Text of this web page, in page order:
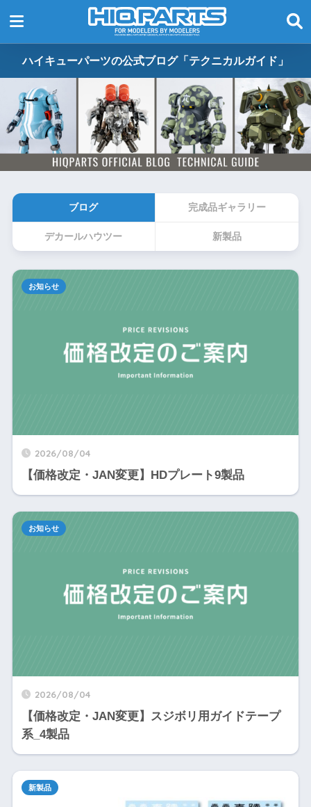
ハイキューパーツの公式ブログ「テクニカルガイド」
ブログ 完成品ギャラリー
デカールハウツー 新製品
2026/08/04
【価格改定・JAN変更】HDプレート9製品
お知らせ
2026/08/04
【価格改定・JAN変更】スジボリ用ガイドテープ
系_4製品
お知らせ
新製品